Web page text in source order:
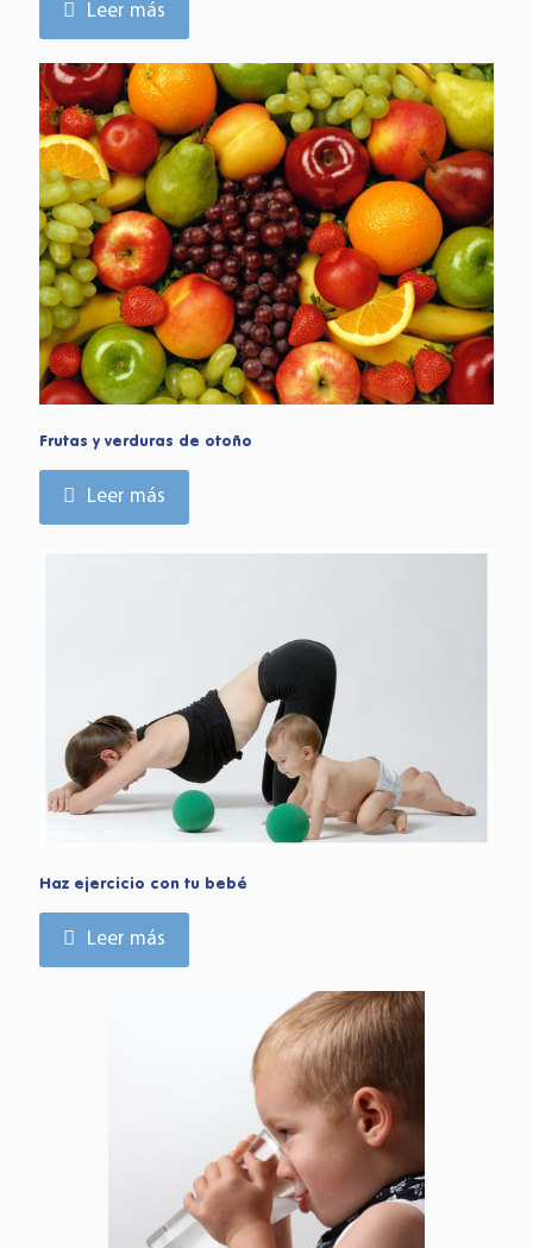
Leer más
Frutas y verduras de otoño
Leer más
Haz ejercicio con tu bebé
Leer más